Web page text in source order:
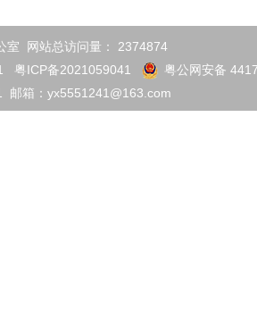
室 网站总访问量： 2374874
粤ICP备2021059041
粤公网安备
邮箱：yx5551241@163.com